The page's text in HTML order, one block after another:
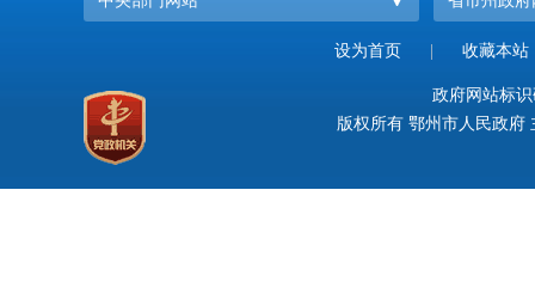
设为首页 收藏本站
政府网站标
版权所有 鄂州市人民政府